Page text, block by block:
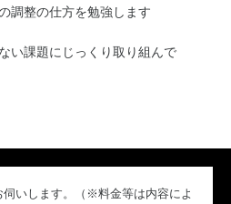
調整の仕方を勉強します
い課題にじっくり取り組んで
いします。（※料金等は内容によ